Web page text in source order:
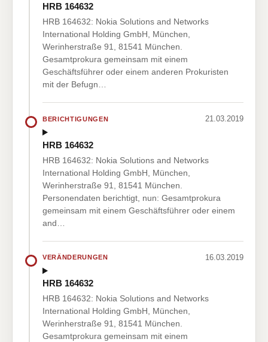
HRB 164632
HRB 164632: Nokia Solutions and Networks
International Holding GmbH, München,
Werinherstraße 91, 81541 München.
Gesamtprokura gemeinsam mit einem
Geschäftsführer oder einem anderen Prokuristen
mit der Befugn…
BERICHTIGUNGEN 21.03.2019
HRB 164632
HRB 164632: Nokia Solutions and Networks
International Holding GmbH, München,
Werinherstraße 91, 81541 München.
Personendaten berichtigt, nun: Gesamtprokura
gemeinsam mit einem Geschäftsführer oder einem
and…
VERÄNDERUNGEN 16.03.2019
HRB 164632
HRB 164632: Nokia Solutions and Networks
International Holding GmbH, München,
Werinherstraße 91, 81541 München.
Gesamtprokura gemeinsam mit einem